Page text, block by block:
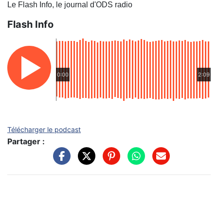
Le Flash Info, le journal d'ODS radio
Flash Info
0:00 2:09
Télécharger le podcast
Partager :